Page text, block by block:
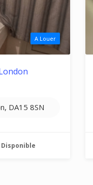
A Louer
DA15 8SN
Disponible